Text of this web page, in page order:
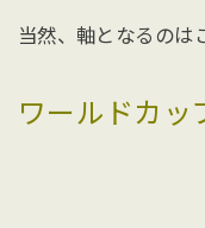
当然、軸となるのは
ワールドカッ